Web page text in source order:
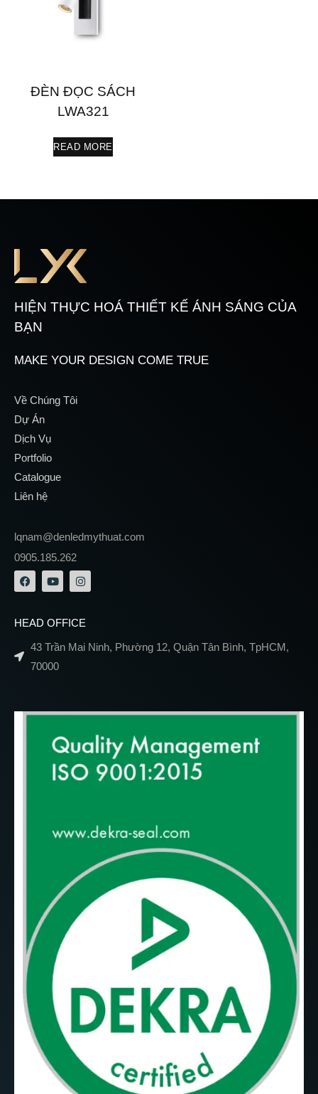
ĐÈN ĐỌC SÁCH
LWA321
READ MORE
HIỆN THỰC HOÁ THIẾT KẾ ÁNH SÁNG CỦA
BẠN
MAKE YOUR DESIGN COME TRUE
Về Chúng Tôi
Dự Án
Dịch Vụ
Portfolio
Catalogue
Liên hệ
lqnam@denledmythuat.com
0905.185.262
HEAD OFFICE
43 Trần Mai Ninh, Phường 12, Quận Tân Bình, TpHCM,
70000